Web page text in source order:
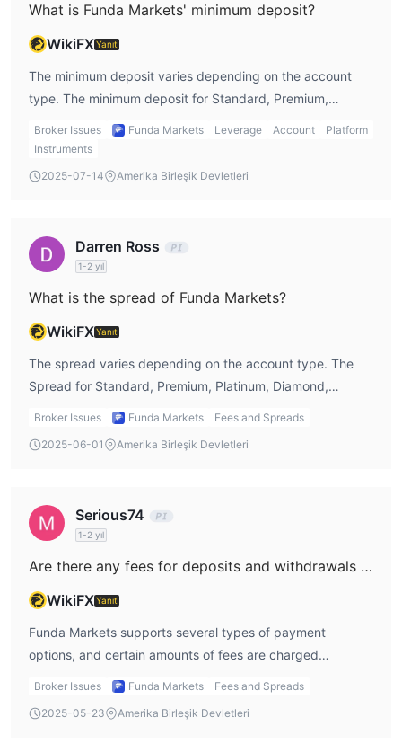
What is Funda Markets' minimum deposit?
WikiFXYanıt
The minimum deposit varies depending on the account
type. The minimum deposit for Standard, Premium,
Platinum, Diamond, Platinum Islamic, and Standard Islamic
accounts is $100, $500, $2,000, $5,000, $2,000, and
$100, respectively.
Broker Issues Funda Markets Leverage Account
Platform
Instruments
2025-07-14
Amerika Birleşik Devletleri
Darren Ross
1-2 yıl
What is the spread of Funda Markets?
WikiFXYanıt
The spread varies depending on the account type. The
Spread for Standard, Premium, Platinum, Diamond,
Platinum, and Standard Islamic accounts is 2.0 pips，1.8
respectively.
Broker Issues Funda Markets
Fees and Spreads
2025-06-01
Amerika Birleşik Devletleri
Serious74
1-2 yıl
Are there any fees for deposits and withdrawals at Funda Markets?
WikiFXYanıt
Funda Markets supports several types of payment
options, and certain amounts of fees are charged
depending on the type of payment option. 5Pay's deposit
MYR 2. Cashola has a deposit fee of 1.5% or IDR 2,500
Broker Issues Funda Markets
Fees and Spreads
2025-05-23
Amerika Birleşik Devletleri